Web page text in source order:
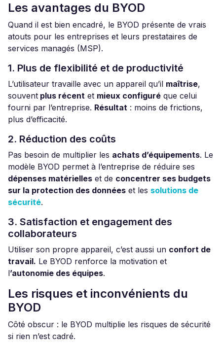
Les avantages du BYOD
Quand il est bien encadré, le BYOD présente de vrais
atouts pour les entreprises et leurs prestataires de
services managés (MSP).
1. Plus de flexibilité et de productivité
L’utilisateur travaille avec un appareil qu’il maîtrise,
souvent plus récent et mieux configuré que celui
fourni par l’entreprise. Résultat : moins de frictions,
plus d’efficacité.
2. Réduction des coûts
Pas besoin de multiplier les achats d’équipements. Le
modèle BYOD permet à l’entreprise de réduire ses
dépenses matérielles et de concentrer ses budgets
sur la protection des données et les solutions de
sécurité.
3. Satisfaction et engagement des
collaborateurs
Utiliser son propre appareil, c’est aussi un confort de
travail. Le BYOD renforce la motivation et
l’autonomie des équipes.
Les risques et inconvénients du
BYOD
Côté obscur : le BYOD multiplie les risques de sécurité
si rien n’est cadré.